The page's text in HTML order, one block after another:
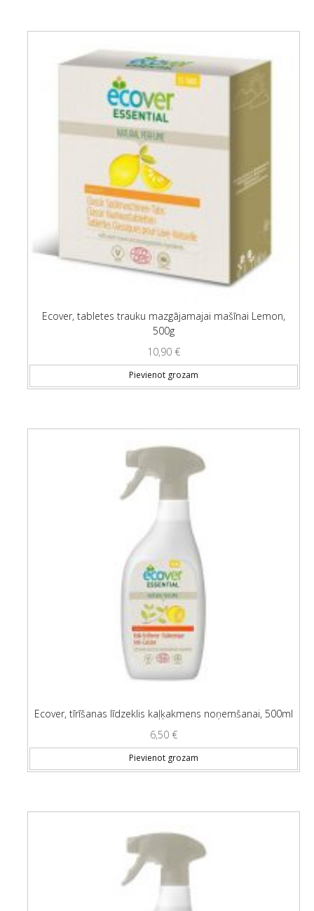
Ecover, tabletes trauku mazgājamajai mašīnai Lemon,
500g
10,90 €
Pievienot grozam
Ecover, tīrīšanas līdzeklis kaļķakmens noņemšanai, 500ml
6,50 €
Pievienot grozam